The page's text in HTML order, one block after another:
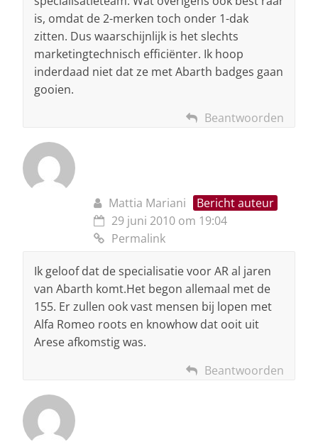
is, omdat de 2-merken toch onder 1-dak
zitten. Dus waarschijnlijk is het slechts
marketingtechnisch efficiënter. Ik hoop
inderdaad niet dat ze met Abarth badges gaan
gooien.
Beantwoorden
Mattia Mariani
Bericht auteur
29 juni 2010 om 19:04
Permalink
Ik geloof dat de specialisatie voor AR al jaren
van Abarth komt.Het begon allemaal met de
155. Er zullen ook vast mensen bij lopen met
Alfa Romeo roots en knowhow dat ooit uit
Arese afkomstig was.
Beantwoorden